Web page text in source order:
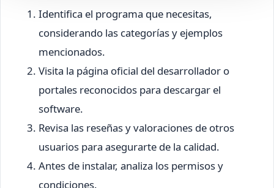
Identifica el programa que necesitas,
considerando las categorías y ejemplos
mencionados.
Visita la página oficial del desarrollador o
portales reconocidos para descargar el
software.
Revisa las reseñas y valoraciones de otros
usuarios para asegurarte de la calidad.
Antes de instalar, analiza los permisos y
condiciones.